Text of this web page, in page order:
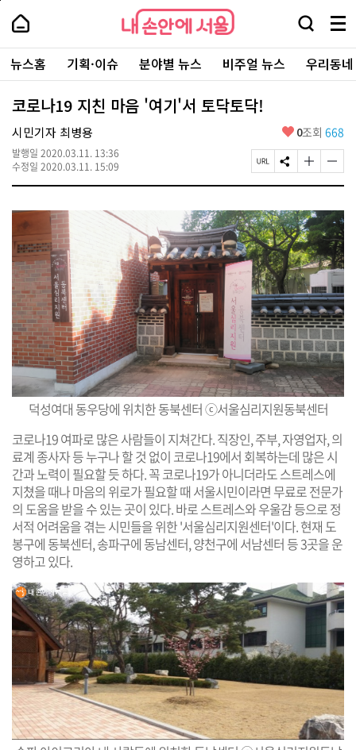
본
로
가
내
손
안
에
서
울
-
서
울
시
대
표
소
포
털
내
손
에
울
검
창
열
기
메
뉴
전
체
보
주
요
서
뉴스홈 기획·이슈 분야별 뉴스 비주얼 뉴스 우리동
코로나19 지친 마음 '여기'서 토닥토닥!
시민기자 최병용
발행일 2020.03.11. 13:36
수정일 2020.03.11. 15:09
좋
요
0조회 668
페
이
U
R
L
복
사
S
N
공
유
하
기
글
자
기
크
게
변
경
하
기
글
자
기
작
게
변
경
하
기
덕성여대 동우당에 위치한 동북센터 ⓒ서울심리지원동북센터
코로나19 여파로 많은 사람들이 지쳐간다. 직장인, 주부, 자영업자, 의
료계 종사자 등 누구나 할 것 없이 코로나19에서 회복하는데 많은 시
간과 노력이 필요할 듯 하다. 꼭 코로나19가 아니더라도 스트레스에
지쳤을 때나 마음의 위로가 필요할 때 서울시민이라면 무료로 전문가
의 도움을 받을 수 있는 곳이 있다. 바로 스트레스와 우울감 등으로 정
서적 어려움을 겪는 시민들을 위한 '서울심리지원센터'이다. 현재 도
봉구에 동북센터, 송파구에 동남센터, 양천구에 서남센터 등 3곳을 운
영하고 있다.
페
상
단
로